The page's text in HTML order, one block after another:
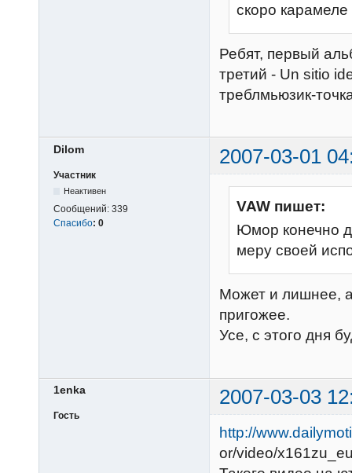
скоро
Ребят, первый
третий - Un sitio
треблмьюзик-
Dilom 2007-03-01
Участник
Неактивен
Сообщений: 339
Спасибо: 0
VAW пишет:
Юмор конечно
меру своей
Может и лишнее,
пригожее.
Усе, с этого дня
1enka 2007-03-03
Гость
http://
or/video/